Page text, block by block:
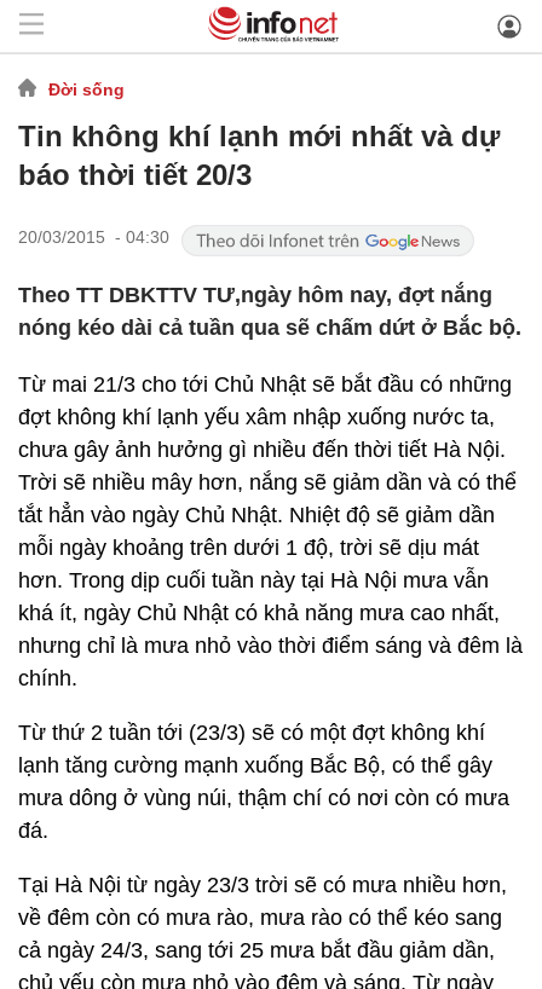
Đời sống
Tin không khí lạnh mới nhất và dự
báo thời tiết 20/3
20/03/2015 - 04:30
Theo TT DBKTTV TƯ,ngày hôm nay, đợt nắng
nóng kéo dài cả tuần qua sẽ chấm dứt ở Bắc bộ.
Từ mai 21/3 cho tới Chủ Nhật sẽ bắt đầu có những
đợt không khí lạnh yếu xâm nhập xuống nước ta,
chưa gây ảnh hưởng gì nhiều đến thời tiết Hà Nội.
Trời sẽ nhiều mây hơn, nắng sẽ giảm dần và có thể
tắt hẳn vào ngày Chủ Nhật. Nhiệt độ sẽ giảm dần
mỗi ngày khoảng trên dưới 1 độ, trời sẽ dịu mát
hơn. Trong dịp cuối tuần này tại Hà Nội mưa vẫn
khá ít, ngày Chủ Nhật có khả năng mưa cao nhất,
nhưng chỉ là mưa nhỏ vào thời điểm sáng và đêm là
chính.
Từ thứ 2 tuần tới (23/3) sẽ có một đợt không khí
lạnh tăng cường mạnh xuống Bắc Bộ, có thể gây
mưa dông ở vùng núi, thậm chí có nơi còn có mưa
đá.
Tại Hà Nội từ ngày 23/3 trời sẽ có mưa nhiều hơn,
về đêm còn có mưa rào, mưa rào có thể kéo sang
cả ngày 24/3, sang tới 25 mưa bắt đầu giảm dần,
chủ yếu còn mưa nhỏ vào đêm và sáng. Từ ngày